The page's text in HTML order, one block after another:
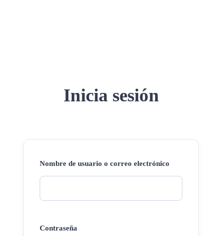
Inicia sesión
Nombre de usuario o correo electrónico
Contraseña